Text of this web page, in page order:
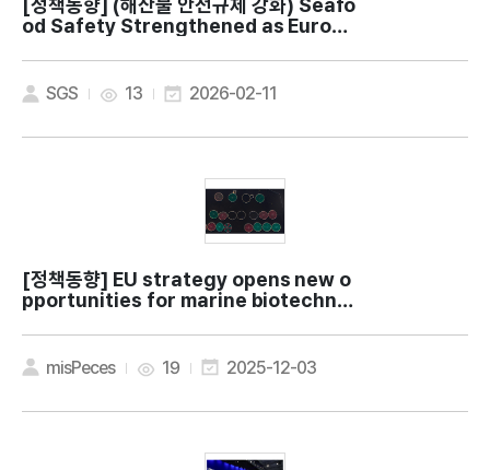
[정책동향]
od Safety Strengthened as Europe
Metal Rules
SGS 13 2026-02-11
[정책동향]
pportunities for marine biotechnol
misPeces 19 2025-12-03